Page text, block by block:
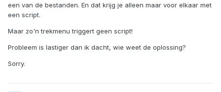
een van de bestanden. En dat krijg je alleen maar voor elkaar met
een script.
Maar zo'n trekmenu triggert geen script!
Probleem is lastiger dan ik dacht, wie weet de oplossing?
Sorry.